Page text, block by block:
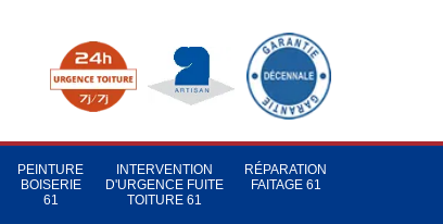
PEINTURE
BOISERIE
61
INTERVENTION
D'URGENCE FUITE
TOITURE 61
RÉPARATION
FAITAGE 61